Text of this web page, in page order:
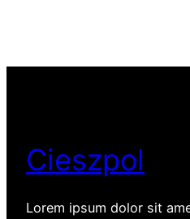
Cieszpol
Lorem ipsum dolor sit